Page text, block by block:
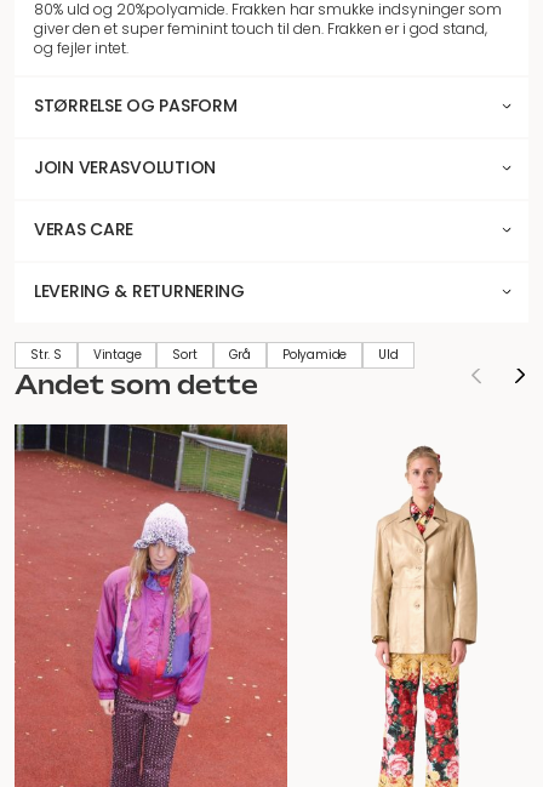
80% uld og 20%polyamide. Frakken har smukke indsyninger som
giver den et super feminint touch til den. Frakken er i god stand,
og fejler intet.
STØRRELSE OG PASFORM
JOIN VERASVOLUTION
VERAS CARE
LEVERING & RETURNERING
Str. S Vintage Sort Grå Polyamide Uld
Andet som dette